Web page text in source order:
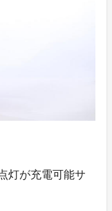
灯が充電可能サ